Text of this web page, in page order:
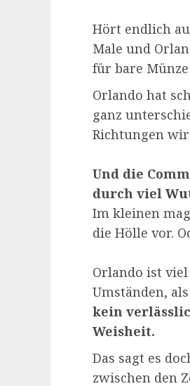
Hört endlich
Male und
für bare
Orlando hat
ganz
Richtungen
Und die
durch viel
Im kleinen
die Hölle vor.
Orlando ist
Umständen,
kein
Weisheit.
Das sagt es
zwischen den